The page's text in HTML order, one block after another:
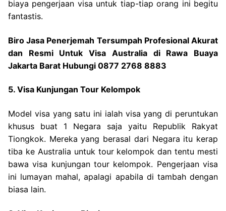
biaya pengerjaan visa untuk tiap-tiap orang ini begitu
fantastis.
Biro Jasa Penerjemah Tersumpah Profesional Akurat
dan Resmi Untuk Visa Australia di Rawa Buaya
Jakarta Barat Hubungi 0877 2768 8883
5. Visa Kunjungan Tour Kelompok
Model visa yang satu ini ialah visa yang di peruntukan
khusus buat 1 Negara saja yaitu Republik Rakyat
Tiongkok. Mereka yang berasal dari Negara itu kerap
tiba ke Australia untuk tour kelompok dan tentu mesti
bawa visa kunjungan tour kelompok. Pengerjaan visa
ini lumayan mahal, apalagi apabila di tambah dengan
biasa lain.